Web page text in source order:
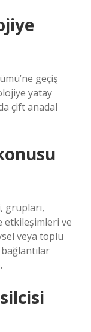
geçiş
yatay
çift anadal
grupları,
etkileşimleri ve
veya toplu